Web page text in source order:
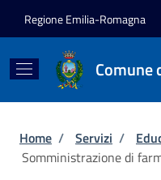
Regione Emilia-Romagna
Comune
Briciole di
Home / Servizi /
Somministrazione di